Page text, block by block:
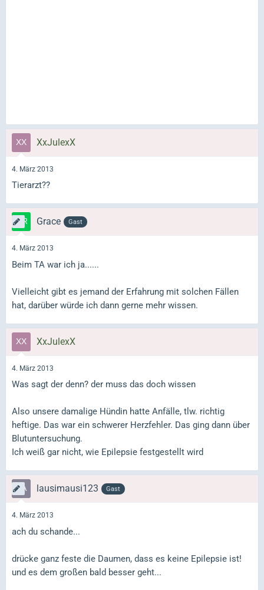
XxJulexX
4. März 2013
Tierarzt??
Grace Gast
4. März 2013
Beim TA war ich ja......
Vielleicht gibt es jemand der Erfahrung mit solchen Fällen
hat, darüber würde ich dann gerne mehr wissen.
XxJulexX
4. März 2013
Was sagt der denn? der muss das doch wissen
Also unsere damalige Hündin hatte Anfälle, tlw. richtig
heftige. Das war ein schwerer Herzfehler. Das ging dann über
Blutuntersuchung.
Ich weiß gar nicht, wie Epilepsie festgestellt wird
lausimausi123 Gast
4. März 2013
ach du schande...
drücke ganz feste die Daumen, dass es keine Epilepsie ist!
und es dem großen bald besser geht...